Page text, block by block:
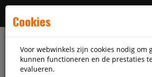
Cookies
Voor webwinkels zijn cookies nodig om
kunnen functioneren en de prestaties
evalueren.